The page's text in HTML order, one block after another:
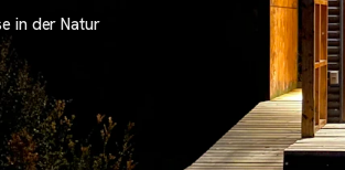
in der Natur